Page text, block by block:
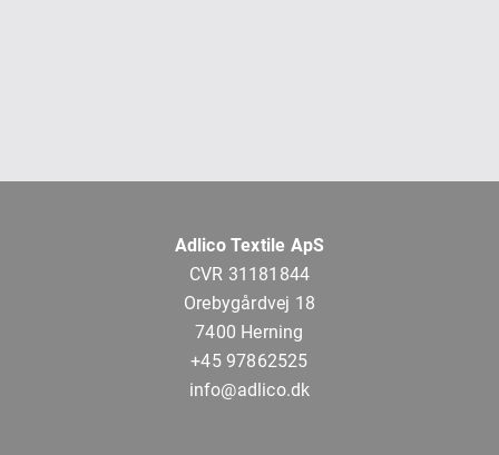
Adlico Textile ApS
CVR 31181844
Orebygårdvej 18
7400 Herning
+45 97862525
info@adlico.dk